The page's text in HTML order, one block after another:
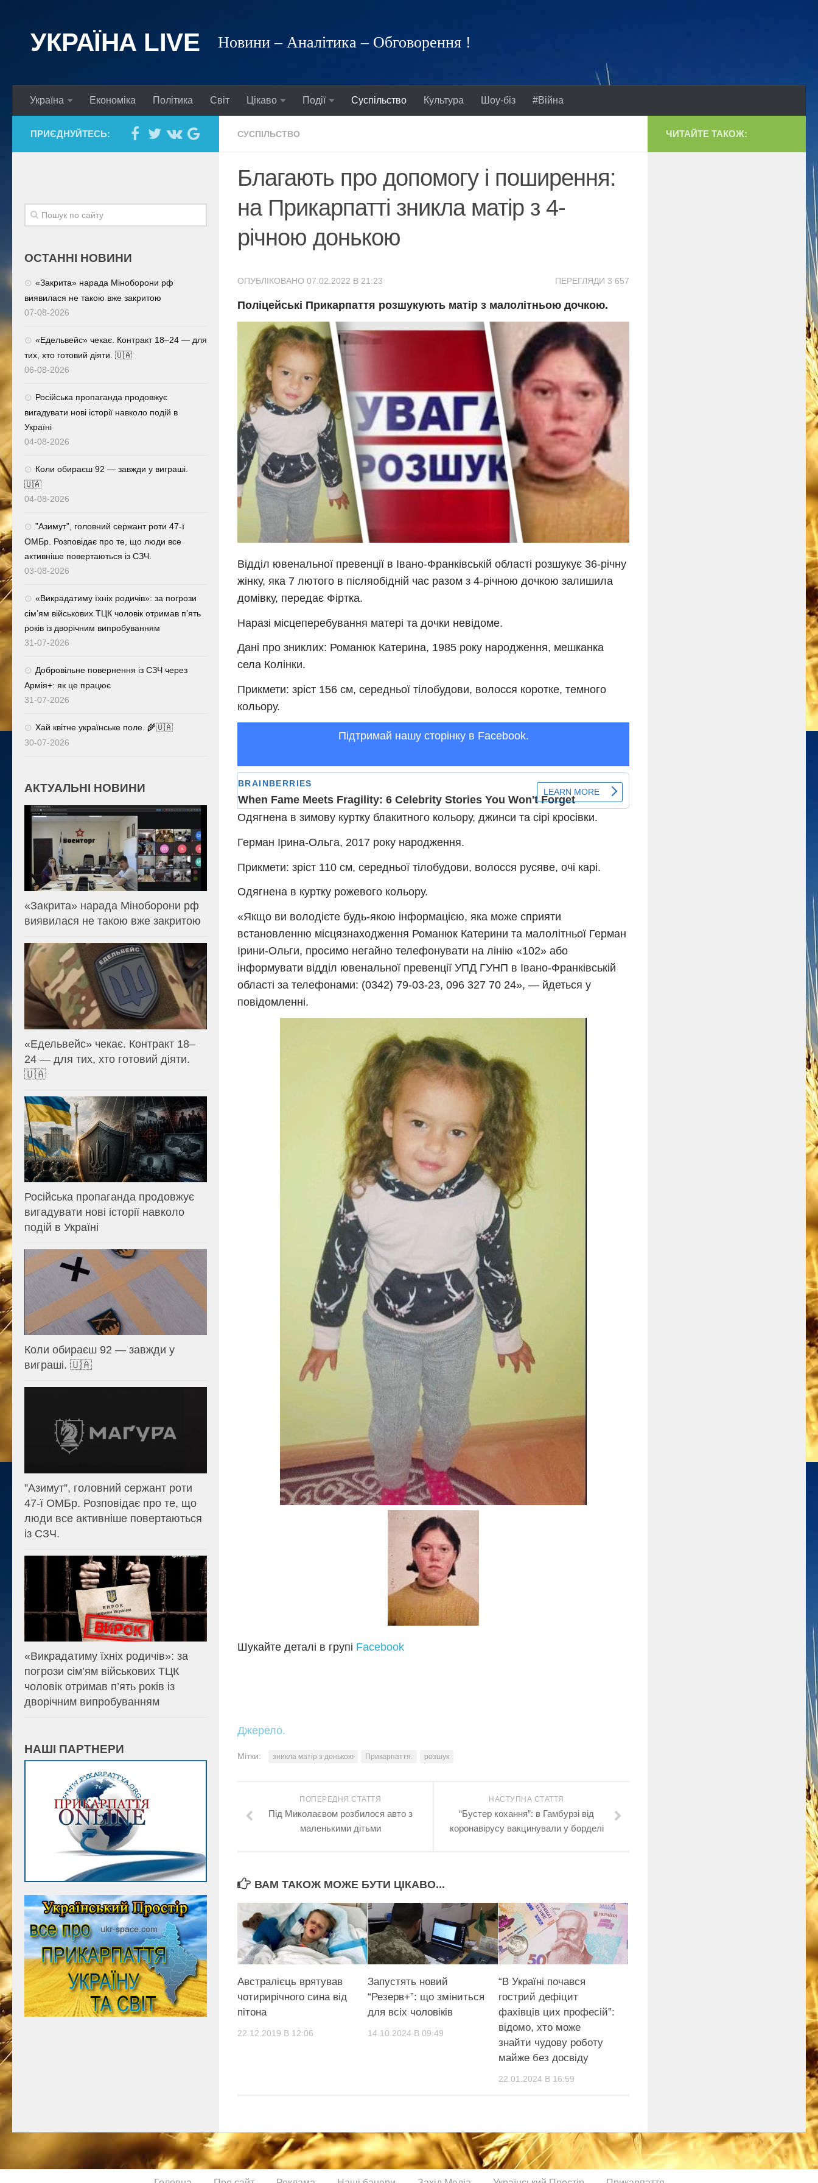
УКРАЇНА LIVE Новини – Аналітика – Обговорення !
Україна Економіка Політика Світ Цікаво Події Суспільство Культура Шоу-біз #Війна
СУСПІЛЬСТВО
Благають про допомогу і поширення:
на Прикарпатті зникла матір з 4-
річною донькою
ПЕРЕГЛЯДИ 3 657
ОПУБЛІКОВАНО 07.02.2022 В 21:23
Поліцейські Прикарпаття розшукують матір з малолітньою дочкою.
Відділ ювенальної превенції в Івано-Франківській області розшукує 36-річну
жінку, яка 7 лютого в післяобідній час разом з 4-річною дочкою залишила
домівку, передає Фіртка.
Наразі місцеперебування матері та дочки невідоме.
Дані про зниклих: Романюк Катерина, 1985 року народження, мешканка
села Колінки.
Прикмети: зріст 156 см, середньої тілобудови, волосся коротке, темного
кольору.
Підтримай нашу сторінку в Facebook.
Одягнена в зимову куртку блакитного кольору, джинси та сірі кросівки.
Герман Ірина-Ольга, 2017 року народження.
Прикмети: зріст 110 см, середньої тілобудови, волосся русяве, очі карі.
Одягнена в куртку рожевого кольору.
«Якщо ви володієте будь-якою інформацією, яка може сприяти
встановленню місцязнаходження Романюк Катерини та малолітньої Герман
Ірини-Ольги, просимо негайно телефонувати на лінію «102» або
інформувати відділ ювенальної превенції УПД ГУНП в Івано-Франківській
області за телефонами: (0342) 79-03-23, 096 327 70 24», — йдеться у
повідомленні.
Шукайте деталі в групі Facebook
Джерело.
Мітки: зникла матір з донькою Прикарпаття. розшук
НАСТУПНА СТАТТЯ
“Бустер кохання”: в Гамбурзі від
коронавірусу вакцинували у борделі
ПОПЕРЕДНЯ СТАТТЯ
Під Миколаєвом розбилося авто з
маленькими дітьми
ВАМ ТАКОЖ МОЖЕ БУТИ ЦІКАВО...
Австралієць врятував
чотирирічного сина від
пітона
22.12.2019 В 12:06
Запустять новий
“Резерв+”: що зміниться
для всіх чоловіків
14.10.2024 В 09:49
“В Україні почався
гострий дефіцит
фахівців цих професій”:
відомо, хто може
знайти чудову роботу
майже без досвіду
22.01.2024 В 16:59
ПРИЄДНУЙТЕСЬ:
ОСТАННІ НОВИНИ
«Закрита» нарада Міноборони рф
виявилася не такою вже закритою
07-08-2026
«Едельвейс» чекає. Контракт 18–24 — для
тих, хто готовий діяти. 🇺🇦
06-08-2026
Російська пропаганда продовжує
вигадувати нові історії навколо подій в
Україні
04-08-2026
Коли обираєш 92 — завжди у виграші.
🇺🇦
04-08-2026
⁨”Азимут”, головний сержант роти 47-ї
ОМБр. Розповідає про те, що люди все
активніше повертаються із СЗЧ.
03-08-2026
«Викрадатиму їхніх родичів»: за погрози
сім’ям військових ТЦК чоловік отримав п’ять
років із дворічним випробуванням
31-07-2026
Добровільне повернення із СЗЧ через
Армія+: як це працює
31-07-2026
Хай квітне українське поле. 🌾🇺🇦
30-07-2026
АКТУАЛЬНІ НОВИНИ
«Закрита» нарада Міноборони рф
виявилася не такою вже закритою
«Едельвейс» чекає. Контракт 18–
24 — для тих, хто готовий діяти.
🇺🇦
Російська пропаганда продовжує
вигадувати нові історії навколо
подій в Україні
Коли обираєш 92 — завжди у
виграші. 🇺🇦
⁨”Азимут”, головний сержант роти
47-ї ОМБр. Розповідає про те, що
люди все активніше повертаються
із СЗЧ.
«Викрадатиму їхніх родичів»: за
погрози сім’ям військових ТЦК
чоловік отримав п’ять років із
дворічним випробуванням
НАШІ ПАРТНЕРИ
ЧИТАЙТЕ ТАКОЖ: